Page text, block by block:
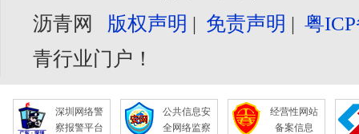
沥青网 版权声明 | 免责声明 | 粤
青行业门户！
深圳网络警
察报警平台
公共信息安
全网络监察
经营性网站
备案信息